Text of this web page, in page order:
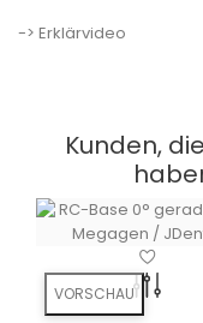
-> Erklärvideo
Kunden,
VORSCHAU